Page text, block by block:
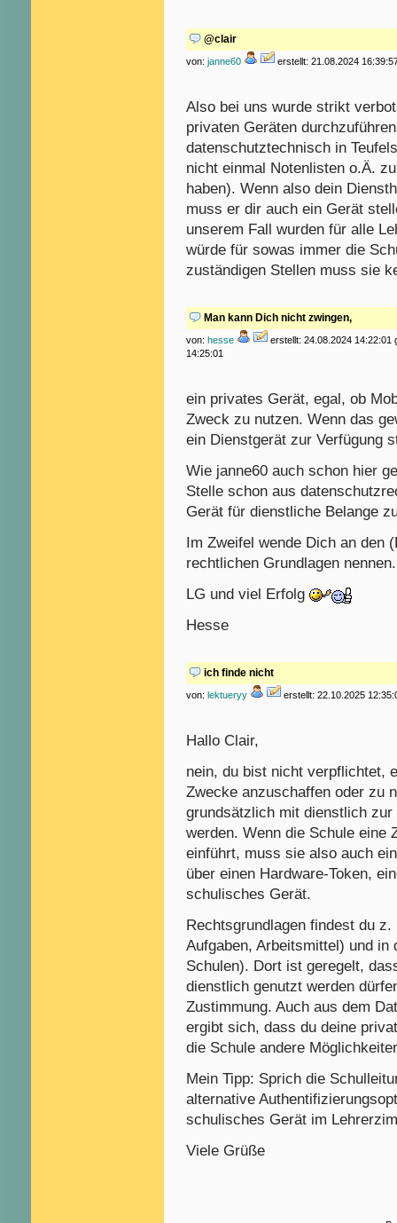
@clair
von: janne60 erstellt: 21.08.2024
Also bei uns wurde strikt
privaten Geräten
datenschutztechnisch in
nicht einmal Notenlisten o.Ä.
haben). Wenn also dein
muss er dir auch ein Gerät
unserem Fall wurden für alle
würde für sowas immer die
zuständigen Stellen muss sie
Man kann Dich nicht zwingen,
von: hesse
erstellt: 24.08.2024 14:22:01
14:25:01
ein privates Gerät, egal, ob
Zweck zu nutzen. Wenn das
ein Dienstgerät zur Verfügung
Wie janne60 auch schon hier
Stelle schon aus
Gerät für dienstliche Belange
Im Zweifel wende Dich an den
rechtlichen Grundlagen nennen.
LG und viel Erfolg
Hesse
ich finde nicht
von: lektueryy erstellt: 22.10.2025
Hallo Clair,
nein, du bist nicht verpflichtet,
Zwecke anzuschaffen oder zu
grundsätzlich mit dienstlich
werden. Wenn die Schule eine
einführt, muss sie also auch
über einen Hardware-Token,
schulisches Gerät.
Rechtsgrundlagen findest du
Aufgaben, Arbeitsmittel) und in
Schulen). Dort ist geregelt,
dienstlich genutzt werden
Zustimmung. Auch aus dem
ergibt sich, dass du deine
die Schule andere
Mein Tipp: Sprich die
alternative
schulisches Gerät im
Viele Grüße